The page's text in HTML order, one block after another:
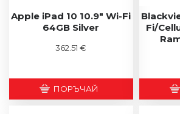
Apple iPad 10 10.9" Wi-Fi
64GB Silver
362.51 €
ПОРЪЧАЙ
Fi/